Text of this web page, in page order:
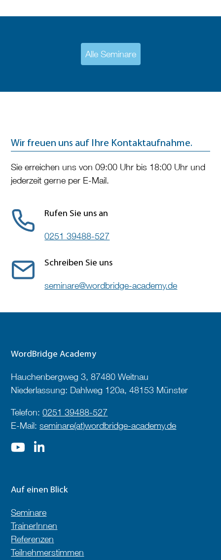
Alle Seminare
Wir freuen uns auf Ihre Kontaktaufnahme.
Sie erreichen uns von 09:00 Uhr bis 18:00 Uhr und
jederzeit gerne per E-Mail.
Rufen Sie uns an
0251 39488-527
Schreiben Sie uns
seminare@wordbridge-academy.de
WordBridge Academy
Hauchenbergweg 3, 87480 Weitnau
Niederlassung: Dahlweg 120a, 48153 Münster
Telefon:0251 39488-527
E-Mail:seminare(at)wordbridge-academy.de
Auf einen Blick
Seminare
TrainerInnen
Referenzen
Teilnehmerstimmen